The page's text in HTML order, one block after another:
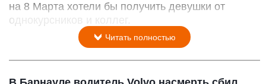
на 8 Марта хотели бы получить девушки от
однокурсников и коллег.
Читать полностью